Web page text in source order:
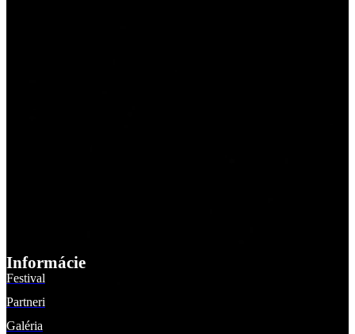
Informácie
Festival
Partneri
Galéria